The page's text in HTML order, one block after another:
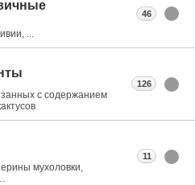
...
46
с содержанием
126
мухоловки,
11